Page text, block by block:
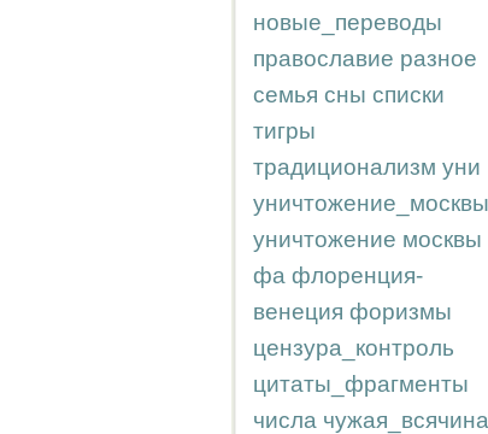
новые_переводы
православие разное
семья сны списки
тигры
традиционализм уни
уничтожение_москвы
уничтожение москвы
фа флоренция-
венеция форизмы
цензура_контроль
цитаты_фрагменты
числа чужая_всячина